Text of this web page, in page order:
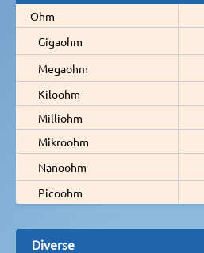
Ohm
Gigaohm
Megaohm
Kiloohm
Milliohm
Mikroohm
Nanoohm
Picoohm
Diverse